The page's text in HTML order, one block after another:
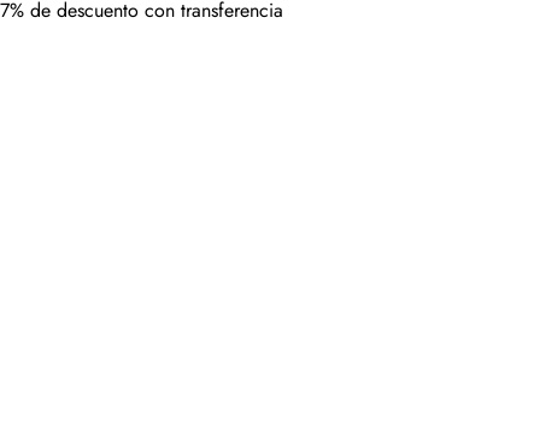
7% de descuento con transferencia